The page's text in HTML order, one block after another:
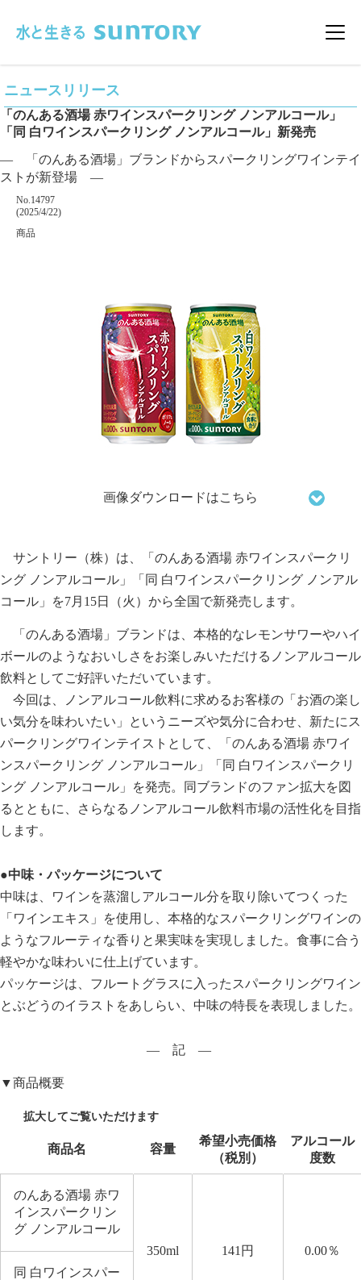
メ
ニュースリリース
「のんある酒場 赤ワインスパークリング ノンアルコール」
「同 白ワインスパークリング ノンアルコール」新発売
― 「のんある酒場」ブランドからスパークリングワインテイ
ストが新登場 ―
掲載番号
No.14797
掲載日
(2025/4/22)
カテゴリー
商品
画像ダウンロードはこちら
サントリー（株）は、「のんある酒場 赤ワインスパークリ
ング ノンアルコール」「同 白ワインスパークリング ノンアル
コール」を7月15日（火）から全国で新発売します。
「のんある酒場」ブランドは、本格的なレモンサワーやハイ
ボールのようなおいしさをお楽しみいただけるノンアルコール
飲料としてご好評いただいています。
今回は、ノンアルコール飲料に求めるお客様の「お酒の楽し
い気分を味わいたい」というニーズや気分に合わせ、新たにス
パークリングワインテイストとして、「のんある酒場 赤ワイ
ンスパークリング ノンアルコール」「同 白ワインスパークリ
ング ノンアルコール」を発売。同ブランドのファン拡大を図
るとともに、さらなるノンアルコール飲料市場の活性化を目指
します。
●中味・パッケージについて
中味は、ワインを蒸溜しアルコール分を取り除いてつくった
「ワインエキス」を使用し、本格的なスパークリングワインの
ようなフルーティな香りと果実味を実現しました。食事に合う
軽やかな味わいに仕上げています。
パッケージは、フルートグラスに入ったスパークリングワイン
とぶどうのイラストをあしらい、中味の特長を表現しました。
― 記 ―
▼商品概要
商品名 容量
希望小売価格
（税別）
アルコール
度数
のんある酒場 赤ワ
インスパークリン
グ ノンアルコール
350ml
141 円 0.00％
同 白ワインスパー